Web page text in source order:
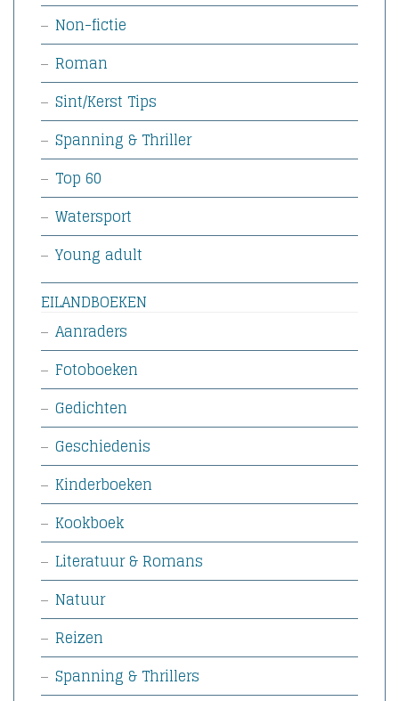
Non-fictie
Roman
Sint/Kerst Tips
Spanning & Thriller
Top 60
Watersport
Young adult
EILANDBOEKEN
Aanraders
Fotoboeken
Gedichten
Geschiedenis
Kinderboeken
Kookboek
Literatuur & Romans
Natuur
Reizen
Spanning & Thrillers